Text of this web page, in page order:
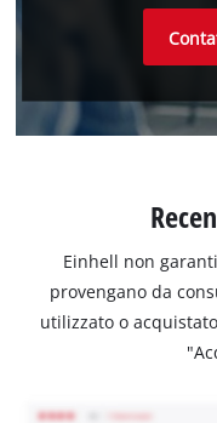
Einhell non
provengano da
utilizzato o